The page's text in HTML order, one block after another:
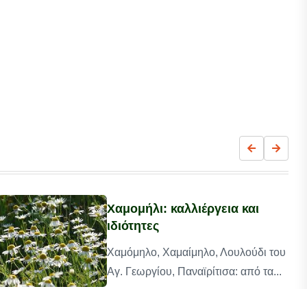
Χαμομήλι: καλλιέργεια και
ιδιότητες
Χαμόμηλο, Χαμαίμηλο, Λουλούδι του
Αγ. Γεωργίου, Παναϊρίτισα: από τα...